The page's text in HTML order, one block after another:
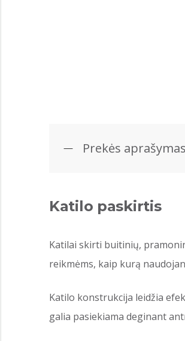
Prekės aprašymas
Katilo paskirtis
Katilai skirti buitinių,
reikmėms, kaip kurą
Katilo konstrukcija leidžia
galia pasiekiama deginant